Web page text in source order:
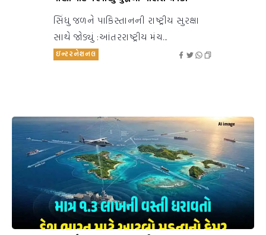
સિંધુ જળને પાકિસ્તાનની રાષ્ટ્રીય સુરક્ષા
સાથે જોડ્યું :આંતરરાષ્ટ્રીય મંચ...
ઇન્ટરનેશનલ